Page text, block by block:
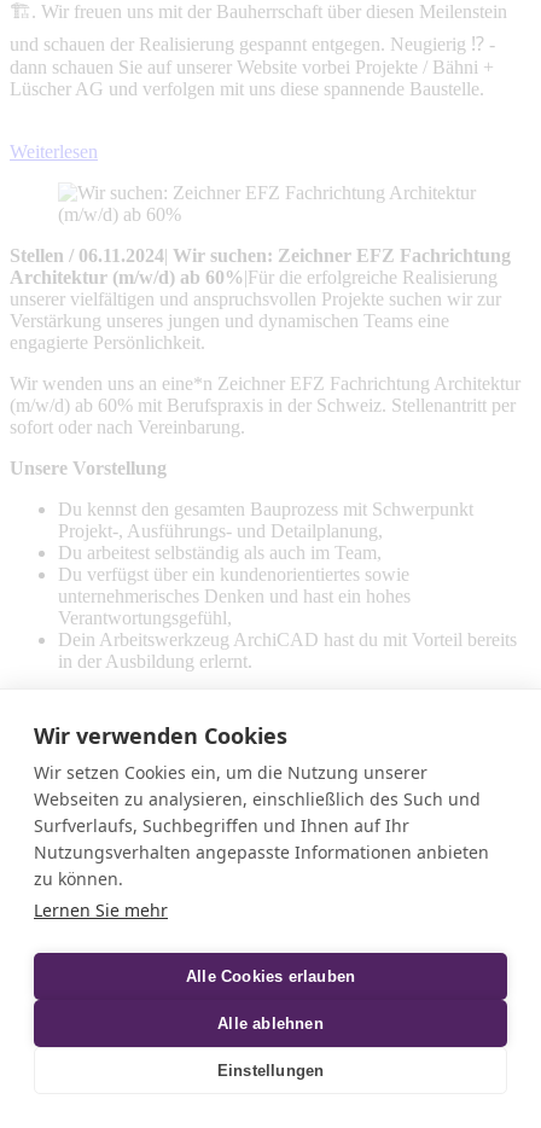
🏗️. Wir freuen uns mit der Bauherrschaft über diesen Meilenstein
und schauen der Realisierung gespannt entgegen. Neugierig ⁉️ -
dann schauen Sie auf unserer Website vorbei Projekte / Bähni +
Lüscher AG und verfolgen mit uns diese spannende Baustelle.
Weiterlesen
Stellen / 06.11.2024| Wir suchen: Zeichner EFZ Fachrichtung
Architektur (m/w/d) ab 60%|Für die erfolgreiche Realisierung
unserer vielfältigen und anspruchsvollen Projekte suchen wir zur
Verstärkung unseres jungen und dynamischen Teams eine
engagierte Persönlichkeit.
Wir wenden uns an eine*n Zeichner EFZ Fachrichtung Architektur
(m/w/d) ab 60% mit Berufspraxis in der Schweiz. Stellenantritt per
sofort oder nach Vereinbarung.
Unsere Vorstellung
Du kennst den gesamten Bauprozess mit Schwerpunkt
Projekt-, Ausführungs- und Detailplanung,
Du arbeitest selbständig als auch im Team,
Du verfügst über ein kundenorientiertes sowie
unternehmerisches Denken und hast ein hohes
Verantwortungsgefühl,
Dein Arbeitswerkzeug ArchiCAD hast du mit Vorteil bereits
in der Ausbildung erlernt.
Du hast eine fundierte Berufsbildung als Zeichner*in EFZ
Fachrichtung Architektur oder eine gleichwertige Ausbildung
Idealerweise hast du bereits Berufspraxis erlangt.
Eine vielfältige Aufgabe und ein tolles Angebot wartet auf dich!
Interessiert? Ja, dann sende uns deine Bewerbungsunterlagen mit
Mitinhaber
Wir verwenden Cookies
Wir setzen Cookies ein, um die Nutzung unserer
Webseiten zu analysieren, einschließlich des Such und
Surfverlaufs, Suchbegriffen und Ihnen auf Ihr
Nutzungsverhalten angepasste Informationen anbieten
zu können.
Lernen Sie mehr
Alle Cookies erlauben
Alle ablehnen
Einstellungen